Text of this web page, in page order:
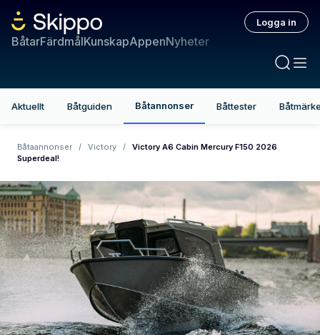
BåtarFärdmålKunskapAppenNyheter
Logga in
Aktuellt Båtguiden Båtannonser Båttester
Båtaannonser / Victory /
Victory A6 Cabin Mercury F150 2026
Superdeal!